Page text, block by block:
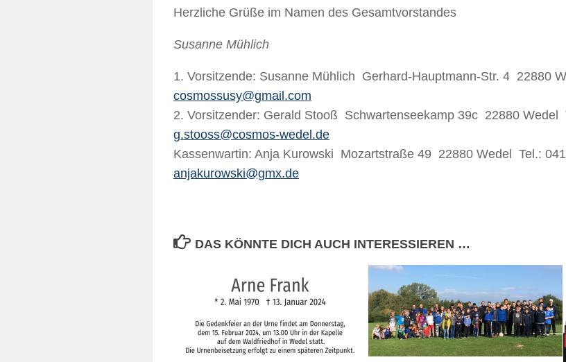
Herzliche Grüße im Namen des Gesamtvorstandes
Susanne Mühlich
1. Vorsitzende: Susanne Mühlich Gerhard‐Hauptmann‐Str. 4 22880
cosmossusy@gmail.com
2. Vorsitzender: Gerald Stooß Schwartenseekamp 39c 22880 Wedel
g.stooss@cosmos‐wedel.de
Kassenwartin: Anja Kurowski Mozartstraße 49 22880 Wedel Tel.:
anjakurowski@gmx.de
DAS KÖNNTE DICH AUCH INTERESSIEREN …